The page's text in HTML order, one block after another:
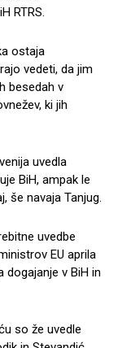
RTRS.
ostaja
vedeti, da jim
besedah v
ki jih
uvedla
BiH, ampak le
še navaja Tanjug.
uvedbe
EU aprila
dogajanje v BiH in
so že uvedle